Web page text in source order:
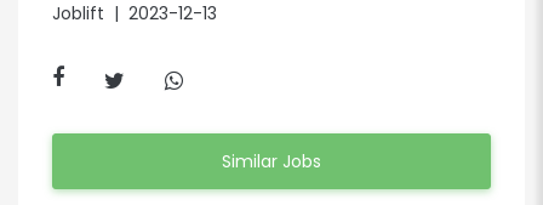
Joblift | 2023-12-13
Similar Jobs